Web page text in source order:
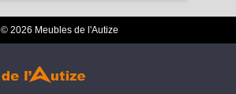
© 2026 Meubles de l'Autize